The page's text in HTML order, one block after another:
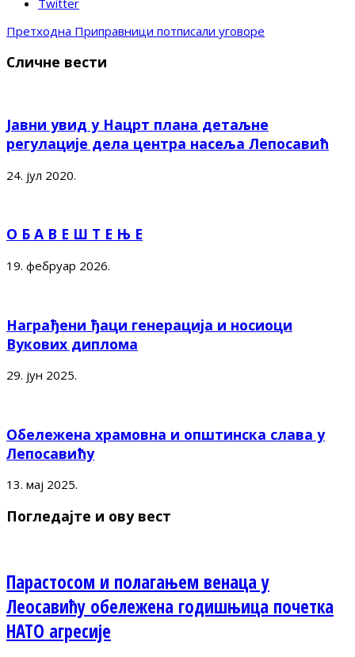
Претходна Приправници потписали уговоре
Сличне вести
Јавни увид у Нацрт плана детаљне
регулације дела центра насеља Лепосавић
24. јул 2020.
О Б А В Е Ш Т Е Њ Е
19. фебруар 2026.
Награђени ђаци генерација и носиоци
Вукових диплома
29. јун 2025.
Обележена храмовна и општинска слава у
Лепосавићу
13. мај 2025.
Погледајте и ову вест
Парастосом и полагањем венаца у
Леосавићу обележена годишњица почетка
НАТО агресије